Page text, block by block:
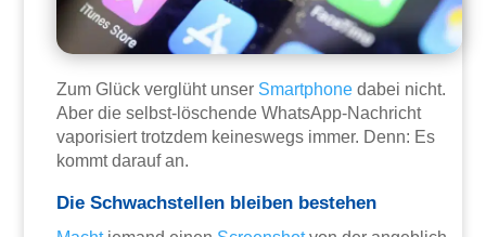
Zum Glück verglüht unser Smartphone dabei nicht.
Aber die selbst-löschende WhatsApp-Nachricht
vaporisiert trotzdem keineswegs immer. Denn: Es
kommt darauf an.
Die Schwachstellen bleiben bestehen